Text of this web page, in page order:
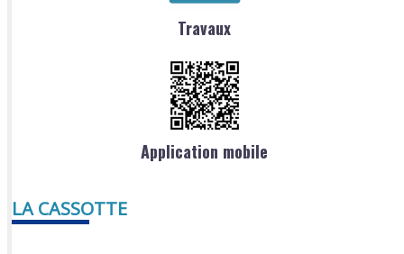
Travaux
Application mobile
LA CASSOTTE